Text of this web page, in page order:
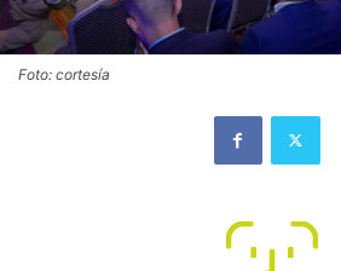
Foto: cortesía